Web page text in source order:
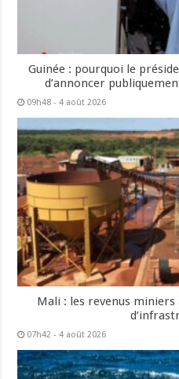
Guinée : pourquoi le
d’annoncer
09h48 - 4 août 2026
Mali : les revenus miniers
07h42 - 4 août 2026